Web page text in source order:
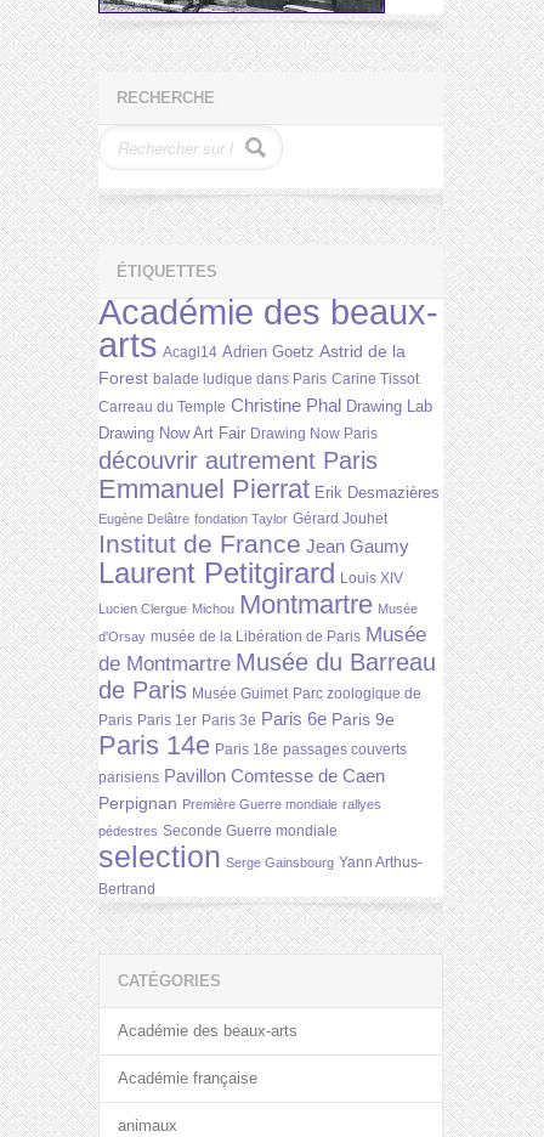
RECHERCHE
ÉTIQUETTES
Académie des beaux-
arts Acagl14 Adrien Goetz Astrid de la
Forest balade ludique dans Paris Carine Tissot
Carreau du Temple Christine Phal Drawing Lab
Drawing Now Art Fair Drawing Now Paris
découvrir autrement Paris
Emmanuel Pierrat Erik Desmazières
Eugène Delâtre fondation Taylor Gérard Jouhet
Institut de France Jean Gaumy
Laurent Petitgirard Louis XIV
Lucien Clergue Michou Montmartre Musée
d'Orsay musée de la Libération de Paris Musée
de Montmartre Musée du Barreau
de Paris Musée Guimet Parc zoologique de
Paris Paris 1er Paris 3e Paris 6e Paris 9e
Paris 14e Paris 18e passages couverts
parisiens Pavillon Comtesse de Caen
Perpignan Première Guerre mondiale rallyes
pédestres Seconde Guerre mondiale
selection Serge Gainsbourg Yann Arthus-
Bertrand
CATÉGORIES
Académie des beaux-arts
Académie française
animaux